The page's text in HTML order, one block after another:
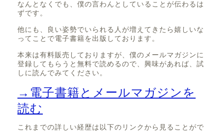
なんとなくでも、僕の言わんとしていることが伝わるは
ずです。
他にも、良い姿勢でいられる人が増えてきたら嬉しいな
ってことで電子書籍を出版しております。
本来は有料販売しておりますが、僕のメールマガジンに
登録してもらうと無料で読めるので、興味があれば、試
しに読んでみてください。
→電子書籍とメールマガジンを
読む
これまでの詳しい経歴は以下のリンクから見ることがで